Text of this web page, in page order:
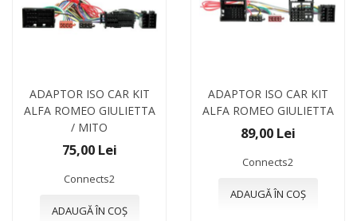
ADAPTOR ISO CAR KIT
ALFA ROMEO GIULIETTA
/ MITO
75,00 Lei
Connects2
ADAUGĂ ÎN COȘ
ADAPTOR ISO CAR KIT
ALFA ROMEO GIULIETTA
89,00 Lei
Connects2
ADAUGĂ ÎN COȘ